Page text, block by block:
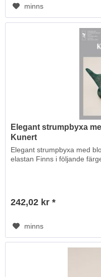
minns
Elegant strumpbyxa
Kunert
Elegant strumpbyxa med
elastan Finns i följande
242,02 kr *
minns